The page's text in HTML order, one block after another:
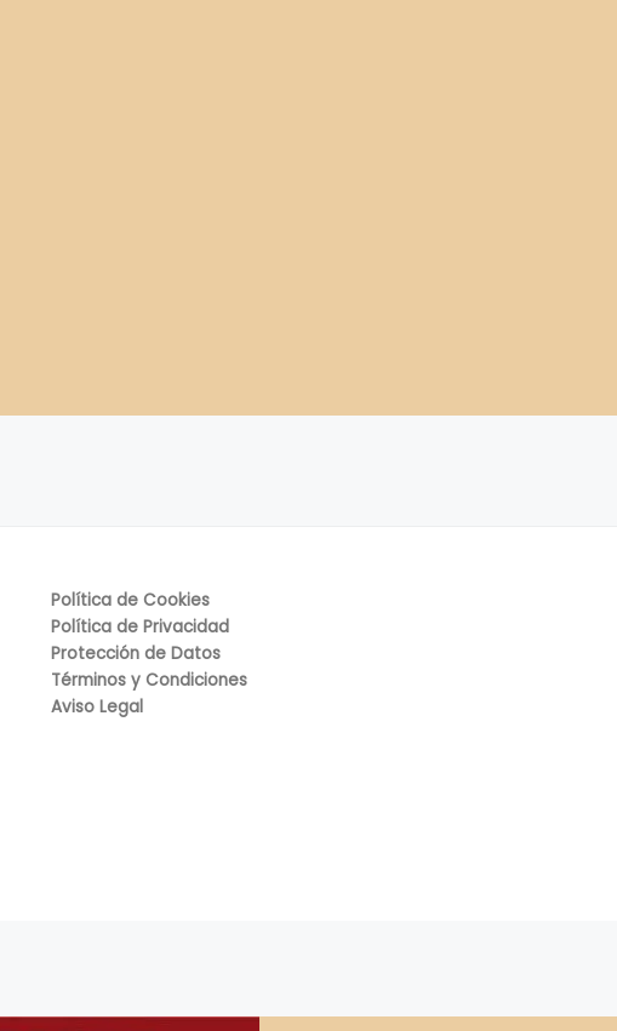
Política de Cookies
Política de Privacidad
Protección de Datos
Términos y Condiciones
Aviso Legal